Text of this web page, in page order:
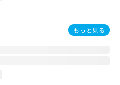
もっと見る